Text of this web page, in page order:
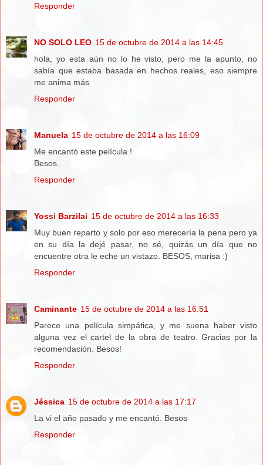
Responder
NO SOLO LEO 15 de octubre de 2014 a las 14:45
hola, yo esta aún no lo he visto, pero me la apunto, no
sabía que estaba basada en hechos reales, eso siempre
me anima más
Responder
Manuela 15 de octubre de 2014 a las 16:09
Me encantó este película !
Besos.
Responder
Yossi Barzilai 15 de octubre de 2014 a las 16:33
Muy buen reparto y solo por eso merecería la pena pero ya
en su día la dejé pasar, no sé, quizás un día que no
encuentre otra le eche un vistazo. BESOS, marisa :)
Responder
Caminante 15 de octubre de 2014 a las 16:51
Parece una película simpática, y me suena haber visto
alguna vez el cartel de la obra de teatro. Gracias por la
recomendación. Besos!
Responder
Jéssica 15 de octubre de 2014 a las 17:17
La vi el año pasado y me encantó. Besos
Responder